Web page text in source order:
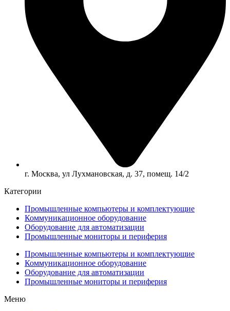
г. Москва, ул Лухмановская, д. 37, помещ. 14/2
Категории
Промышленные компьютеры и комплектующие
Коммуникационное оборудование
Оборудование для автоматизации
Промышленные мониторы и периферия
Промышленные компьютеры и комплектующие
Коммуникационное оборудование
Оборудование для автоматизации
Промышленные мониторы и периферия
Меню